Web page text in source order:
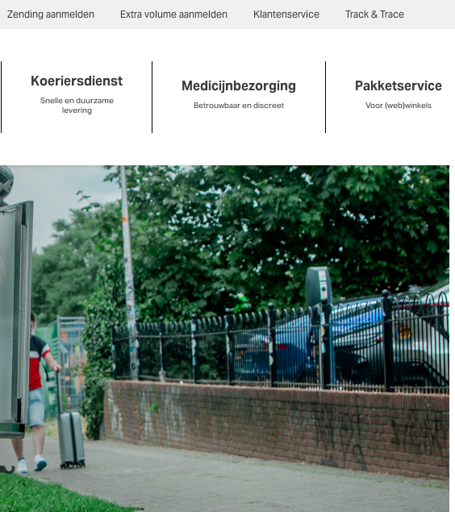
Zending aanmelden Extra volume aanmelden Klantenservice Track & Trace
Koeriersdienst
Snelle en duurzame
levering
Medicijnbezorging
Betrouwbaar en discreet
Pakketservice
Voor (web)winkels